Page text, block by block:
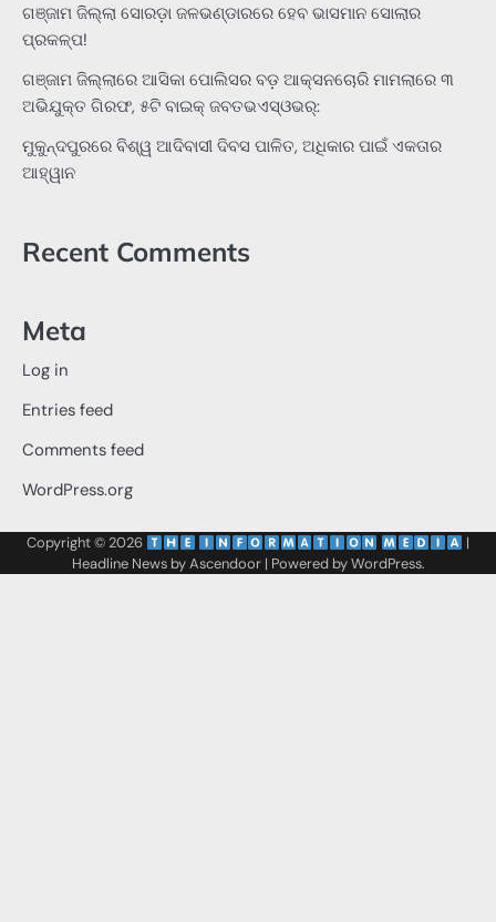
ଗଞ୍ଜାମ ଜିଲ୍ଲା ସୋରଡ଼ା ଜଳଭଣ୍ଡାରରେ ହେବ ଭାସମାନ ସୋଲାର
ପ୍ରକଳ୍ପ!
ଗଞ୍ଜାମ ଜିଲ୍ଲାରେ ଆସିକା ପୋଲିସର ବଡ଼ ଆକ୍ସନଚୋରି ମାମଲାରେ ୩
ଅଭିଯୁକ୍ତ ଗିରଫ, ୫ଟି ବାଇକ୍ ଜବତଭଏସ୍‌ଓଭର୍:
ମୁକୁନ୍ଦପୁରରେ ବିଶ୍ୱ ଆଦିବାସୀ ଦିବସ ପାଳିତ, ଅଧିକାର ପାଇଁ ଏକତାର
ଆହ୍ୱାନ
Recent Comments
Meta
Log in
Entries feed
Comments feed
WordPress.org
Copyright © 2026
|
Headline News byAscendoor| Powered byWordPress.